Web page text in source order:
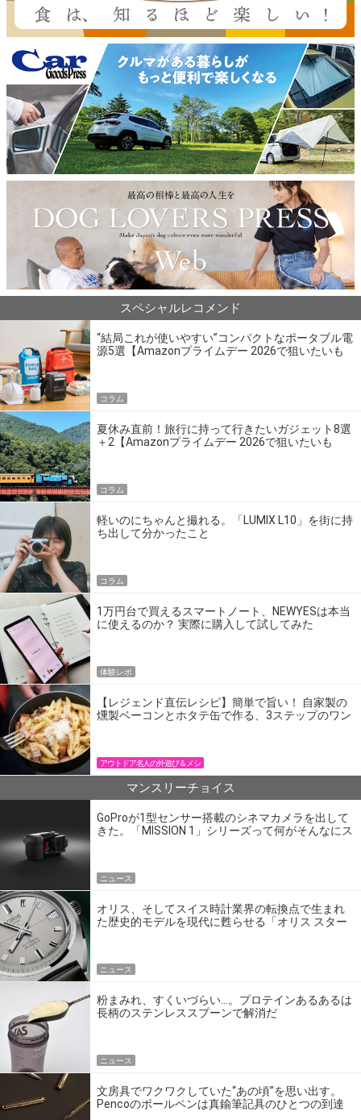
スペシャルレコメンド
“結局これが使いやすい”コンパクトなポータブル電
源5選【Amazonプライムデー 2026で狙いたいも
コラム
夏休み直前！旅行に持って行きたいガジェット8選
＋2【Amazonプライムデー 2026で狙いたいも
コラム
軽いのにちゃんと撮れる。「LUMIX L10」を街に持
ち出して分かったこと
コラム
1万円台で買えるスマートノート、NEWYESは本当
に使えるのか？ 実際に購入して試してみた
体験レポ
【レジェンド直伝レシピ】簡単で旨い！ 自家製の
燻製ベーコンとホタテ缶で作る、3ステップのワン
アウトドア名人の外遊び＆メシ
マンスリーチョイス
GoProが1型センサー搭載のシネマカメラを出して
きた。「MISSION 1」シリーズって何がそんなにス
ニュース
オリス、そしてスイス時計業界の転換点で生まれ
た歴史的モデルを現代に甦らせる「オリス スター
ニュース
粉まみれ、すくいづらい…。プロテインあるあるは
長柄のステンレススプーンで解消だ
ニュース
文房具でワクワクしていた“あの頃”を思い出す。
Pencoのボールペンは真鍮筆記具のひとつの到達